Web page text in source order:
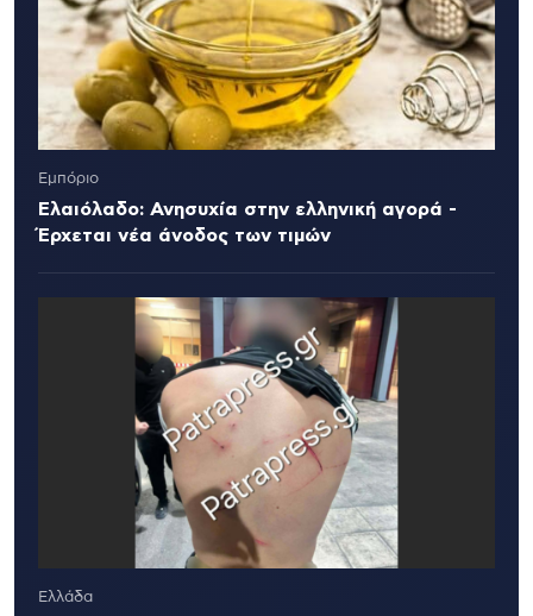
Εμπόριο
Ελαιόλαδο: Ανησυχία στην ελληνική αγορά -
Έρχεται νέα άνοδος των τιμών
Ελλάδα